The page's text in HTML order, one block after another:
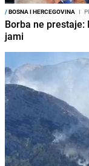
/BOSNA I HERCEGOVINA I
Borba ne
jami